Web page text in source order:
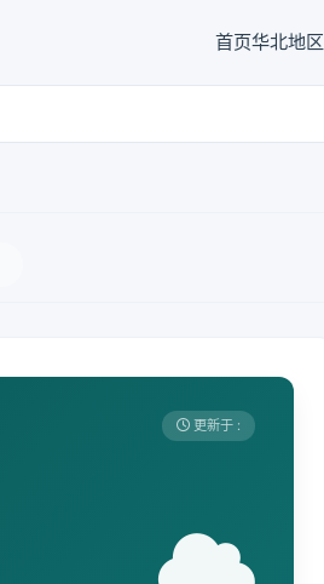
首页华北地区
更新于 :